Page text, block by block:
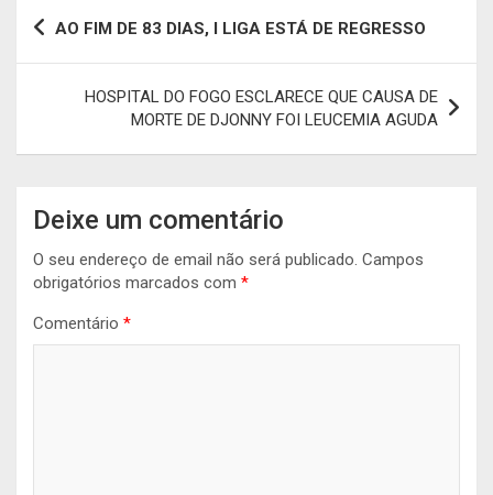
Navegação
AO FIM DE 83 DIAS, I LIGA ESTÁ DE REGRESSO
HOSPITAL DO FOGO ESCLARECE QUE CAUSA DE
MORTE DE DJONNY FOI LEUCEMIA AGUDA
Deixe um comentário
O seu endereço de email não será publicado. Campos
obrigatórios marcados com *
Comentário *